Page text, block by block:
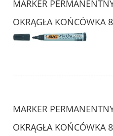
MARKER
OKRĄGŁA KOŃCÓWKA
MARKER
OKRĄGŁA KOŃCÓWKA